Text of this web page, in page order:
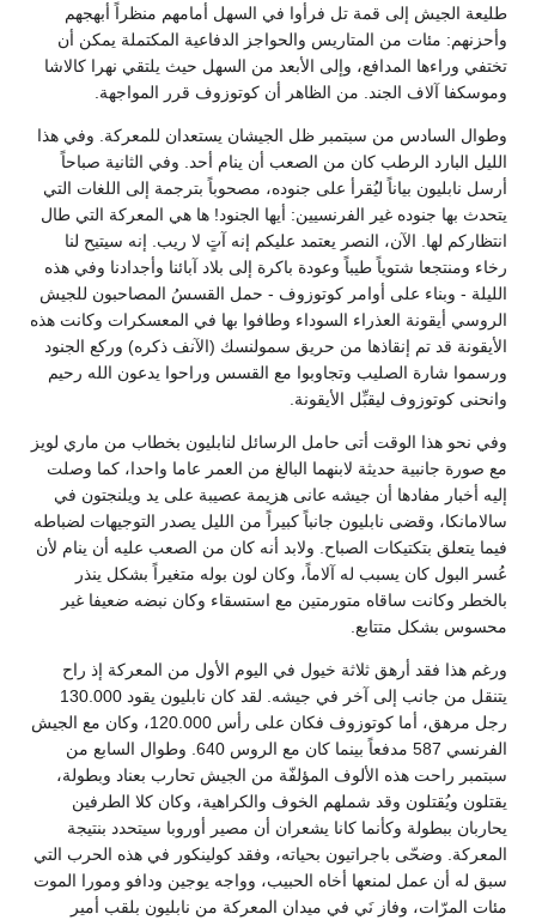
طليعة الجيش إلى قمة تل فرأوا في السهل أمامهم منظراً أبهجهم
وأحزنهم: مئات من المتاريس والحواجز الدفاعية المكتملة يمكن أن
تختفي وراءها المدافع، وإلى الأبعد من السهل حيث يلتقي نهرا كالاشا
وموسكفا آلاف الجند. من الظاهر أن كوتوزوف قرر المواجهة.
وطوال السادس من سبتمبر ظل الجيشان يستعدان للمعركة. وفي هذا
الليل البارد الرطب كان من الصعب أن ينام أحد. وفي الثانية صباحاً
أرسل نابليون بياناً ليُقرأ على جنوده، مصحوباً بترجمة إلى اللغات التي
يتحدث بها جنوده غير الفرنسيين: أيها الجنود! ها هي المعركة التي طال
انتظاركم لها. الآن، النصر يعتمد عليكم إنه آتٍ لا ريب. إنه سيتيح لنا
رخاء ومنتجعا شتوياً طيباً وعودة باكرة إلى بلاد آبائنا وأجدادنا وفي هذه
الليلة - وبناء على أوامر كوتوزوف - حمل القسسُ المصاحبون للجيش
الروسي أيقونة العذراء السوداء وطافوا بها في المعسكرات وكانت هذه
الأيقونة قد تم إنقاذها من حريق سمولنسك (الآنف ذكره) وركع الجنود
ورسموا شارة الصليب وتجاوبوا مع القسس وراحوا يدعون الله رحيم
وانحنى كوتوزوف ليقبِّل الأيقونة.
وفي نحو هذا الوقت أتى حامل الرسائل لنابليون بخطاب من ماري لويز
مع صورة جانبية حديثة لابنهما البالغ من العمر عاما واحدا، كما وصلت
إليه أخبار مفادها أن جيشه عانى هزيمة عصيبة على يد ويلنجتون في
سالامانكا، وقضى نابليون جانباً كبيراً من الليل يصدر التوجيهات لضباطه
فيما يتعلق بتكتيكات الصباح. ولابد أنه كان من الصعب عليه أن ينام لأن
عُسر البول كان يسبب له آلاماً، وكان لون بوله متغيراً بشكل ينذر
بالخطر وكانت ساقاه متورمتين مع استسقاء وكان نبضه ضعيفا غير
محسوس بشكل متتابع.
ورغم هذا فقد أرهق ثلاثة خيول في اليوم الأول من المعركة إذ راح
يتنقل من جانب إلى آخر في جيشه. لقد كان نابليون يقود 130.000
رجل مرهق، أما كوتوزوف فكان على رأس 120.000، وكان مع الجيش
الفرنسي 587 مدفعاً بينما كان مع الروس 640. وطوال السابع من
سبتمبر راحت هذه الألوف المؤلفّة من الجيش تحارب بعناد وبطولة،
يقتلون ويُقتلون وقد شملهم الخوف والكراهية، وكان كلا الطرفين
يحاربان ببطولة وكأنما كانا يشعران أن مصير أوروبا سيتحدد بنتيجة
المعركة. وضحّى باجراتيون بحياته، وفقد كولينكور في هذه الحرب التي
سبق له أن عمل لمنعها أخاه الحبيب، وواجه يوجين ودافو ومورا الموت
مئات المرّات، وفاز نَي في ميدان المعركة من نابليون بلقب أمير